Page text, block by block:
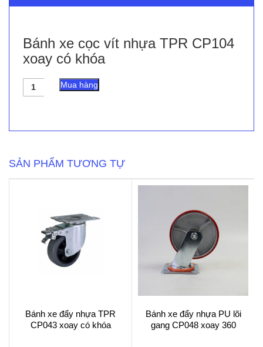
Bánh xe cọc vít nhựa TPR CP104
xoay có khóa
Bánh
có
khóa
Mua hàng
SẢN PHẨM TƯƠNG TỰ
Bánh xe đẩy nhựa TPR
CP043 xoay có khóa
Bánh xe đẩy nhựa PU lõi
gang CP048 xoay 360